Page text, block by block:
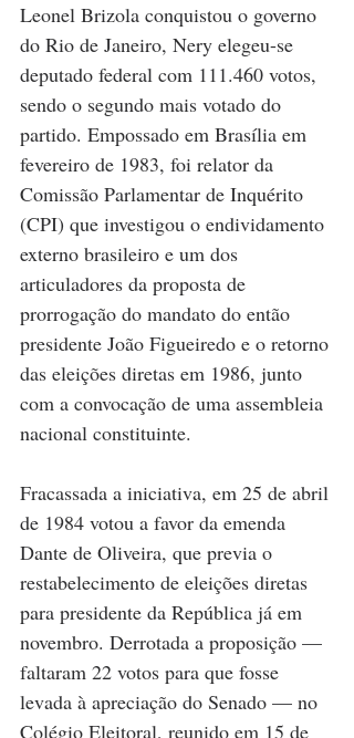
Leonel Brizola conquistou o governo
do Rio de Janeiro, Nery elegeu-se
deputado federal com 111.460 votos,
sendo o segundo mais votado do
partido. Empossado em Brasília em
fevereiro de 1983, foi relator da
Comissão Parlamentar de Inquérito
(CPI) que investigou o endividamento
externo brasileiro e um dos
articuladores da proposta de
prorrogação do mandato do então
presidente João Figueiredo e o retorno
das eleições diretas em 1986, junto
com a convocação de uma assembleia
nacional constituinte.
Fracassada a iniciativa, em 25 de abril
de 1984 votou a favor da emenda
Dante de Oliveira, que previa o
restabelecimento de eleições diretas
para presidente da República já em
novembro. Derrotada a proposição —
fal­taram 22 votos para que fosse
levada à apreciação do Senado — no
Colégio Eleitoral, reunido em 15 de